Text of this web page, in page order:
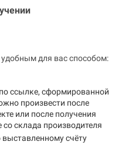
для вас способом:
ссылке, сформированной
произвести после
или после получения
склада производителя
счёту